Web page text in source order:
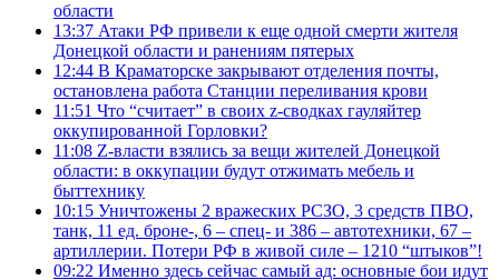
области
13:37 Атаки РФ привели к еще одной смерти жителя
Донецкой области и ранениям пятерых
12:44 В Краматорске закрывают отделения почты,
остановлена работа Станции переливания крови
11:51 Что “считает” в своих z-сводках гауляйтер
оккупированной Горловки?
11:08 Z-власти взялись за вещи жителей Донецкой
области: в оккупации будут отжимать мебель и
быттехнику
10:15 Уничтожены 2 вражеских РСЗО, 3 средств ПВО,
танк, 11 ед. броне-, 6 – спец- и 386 – автотехники, 67 –
артиллерии. Потери РФ в живой силе – 1210 “штыков”!
09:22 Именно здесь сейчас самый ад: основные бои идут